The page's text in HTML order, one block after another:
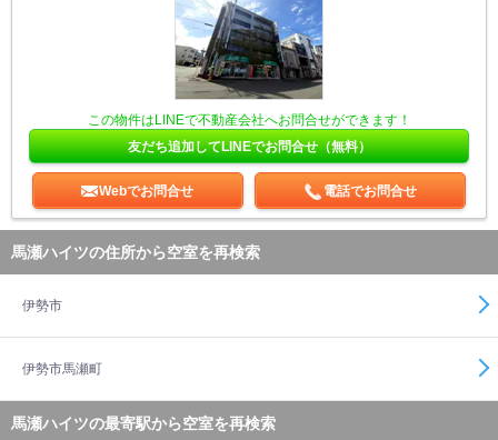
この物件はLINEで不動産会社へお問合せができます！
友だち追加してLINEでお問合せ（無料）
Webでお問合せ 電話でお問合せ
馬瀬ハイツの住所から空室を再検索
伊勢市
伊勢市馬瀬町
馬瀬ハイツの最寄駅から空室を再検索